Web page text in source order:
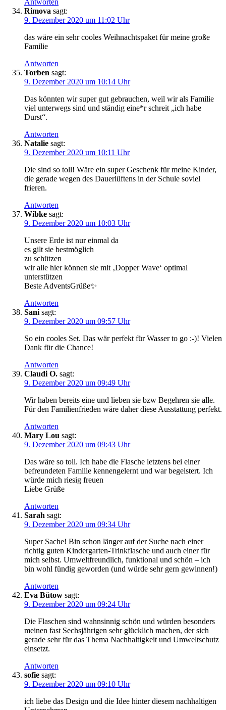
Antworten
Rimova sagt:
9. Dezember 2020 um 11:02 Uhr
das wäre ein sehr cooles Weihnachtspaket für meine große
Familie
Antworten
Torben sagt:
9. Dezember 2020 um 10:14 Uhr
Das könnten wir super gut gebrauchen, weil wir als Familie
viel unterwegs sind und ständig eine*r schreit „ich habe
Durst“.
Antworten
Natalie sagt:
9. Dezember 2020 um 10:11 Uhr
Die sind so toll! Wäre ein super Geschenk für meine Kinder,
die gerade wegen des Dauerlüftens in der Schule soviel
frieren.
Antworten
Wibke sagt:
9. Dezember 2020 um 10:03 Uhr
Unsere Erde ist nur einmal da
es gilt sie bestmöglich
zu schützen
wir alle hier können sie mit ‚Dopper Wave‘ optimal
unterstützen
Beste AdventsGrüße✨
Antworten
Sani sagt:
9. Dezember 2020 um 09:57 Uhr
So ein cooles Set. Das wär perfekt für Wasser to go :-)! Vielen
Dank für die Chance!
Antworten
Claudi O. sagt:
9. Dezember 2020 um 09:49 Uhr
Wir haben bereits eine und lieben sie bzw Begehren sie alle.
Für den Familienfrieden wäre daher diese Ausstattung perfekt.
Antworten
Mary Lou sagt:
9. Dezember 2020 um 09:43 Uhr
Das wäre so toll. Ich habe die Flasche letztens bei einer
befreundeten Familie kennengelernt und war begeistert. Ich
würde mich riesig freuen
Liebe Grüße
Antworten
Sarah sagt:
9. Dezember 2020 um 09:34 Uhr
Super Sache! Bin schon länger auf der Suche nach einer
richtig guten Kindergarten-Trinkflasche und auch einer für
mich selbst. Umweltfreundlich, funktional und schön – ich
bin wohl fündig geworden (und würde sehr gern gewinnen!)
Antworten
Eva Bütow sagt:
9. Dezember 2020 um 09:24 Uhr
Die Flaschen sind wahnsinnig schön und würden besonders
meinen fast Sechsjährigen sehr glücklich machen, der sich
gerade sehr für das Thema Nachhaltigkeit und Umweltschutz
einsetzt.
Antworten
sofie sagt:
9. Dezember 2020 um 09:10 Uhr
ich liebe das Design und die Idee hinter diesem nachhaltigen